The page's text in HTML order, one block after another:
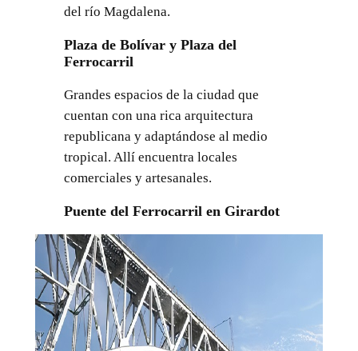
del río Magdalena.
Plaza de Bolívar y Plaza del
Ferrocarril
Grandes espacios de la ciudad que
cuentan con una rica arquitectura
republicana y adaptándose al medio
tropical. Allí encuentra locales
comerciales y artesanales.
Puente del Ferrocarril en Girardot